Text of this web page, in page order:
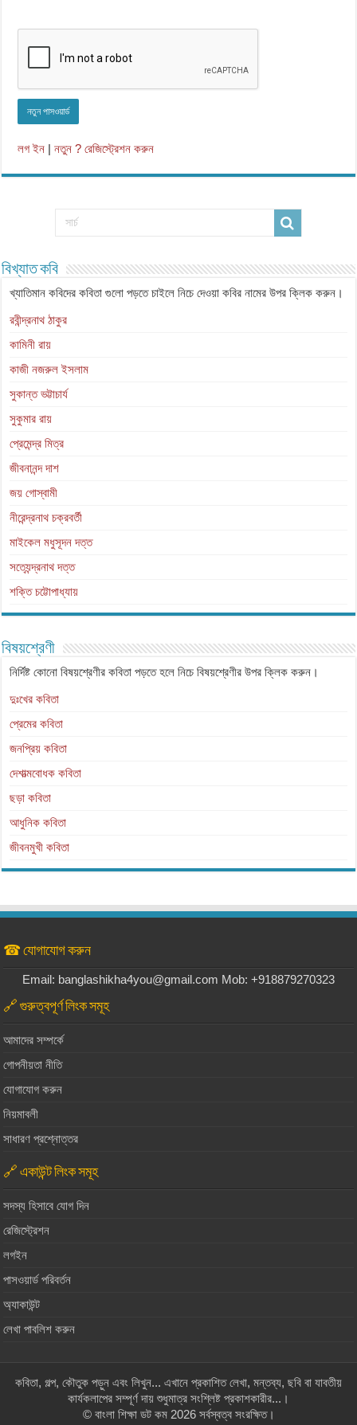
লগ ইন |নতুন ? রেজিস্ট্রেশন করুন
বিখ্যাত কবি
খ্যাতিমান কবিদের কবিতা গুলো পড়তে চাইলে নিচে দেওয়া কবির নামের উপর ক্লিক করুন।
রবীন্দ্রনাথ ঠাকুর
কামিনী রায়
কাজী নজরুল ইসলাম
সুকান্ত ভট্টাচার্য
সুকুমার রায়
প্রেমেন্দ্র মিত্র
জীবনানন্দ দাশ
জয় গোস্বামী
নীরেন্দ্রনাথ চক্রবর্তী
মাইকেল মধুসূদন দত্ত
সত্যেন্দ্রনাথ দত্ত
শক্তি চট্টোপাধ্যায়
বিষয়শ্রেণী
নির্দিষ্ট কোনো বিষয়শ্রেণীর কবিতা পড়তে হলে নিচে বিষয়শ্রেণীর উপর ক্লিক করুন।
দুঃখের কবিতা
প্রেমের কবিতা
জনপ্রিয় কবিতা
দেশাত্মবোধক কবিতা
ছড়া কবিতা
আধুনিক কবিতা
জীবনমুখী কবিতা
☎ যোগাযোগ করুন
Email: banglashikha4you@gmail.com Mob: +918879270323
🔗 গুরুত্বপূর্ণ লিংক সমূহ
আমাদের সম্পর্কে
গোপনীয়তা নীতি
যোগাযোগ করুন
নিয়মাবলী
সাধারণ প্রশ্নোত্তর
🔗 একাউন্ট লিংক সমূহ
সদস্য হিসাবে যোগ দিন
রেজিস্ট্রেশন
লগইন
পাসওয়ার্ড পরিবর্তন
অ্যাকাউন্ট
লেখা পাবলিশ করুন
কবিতা, গল্প, কৌতুক পড়ুন এবং লিখুন... এখানে প্রকাশিত লেখা, মন্তব্য, ছবি বা যাবতীয়
কার্যকলাপের সম্পূর্ণ দায় শুধুমাত্র সংশ্লিষ্ট প্রকাশকারীর...।
© বাংলা শিক্ষা ডট কম 2026 সর্বস্বত্ব সংরক্ষিত।